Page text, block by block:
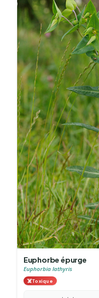
Euphorbe épurge
Euphorbia lathyris
☠️Toxique